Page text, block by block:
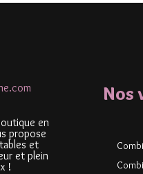
en
propose
et
et plein
!
Nos